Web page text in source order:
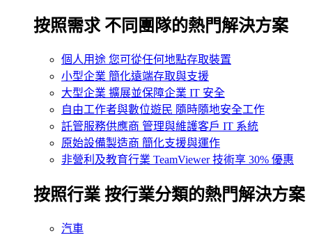
按照需求 不同團隊的熱門解決方案
個人用途 您可從任何地點存取裝置
小型企業 簡化遠端存取與支援
大型企業 擴展並保障企業 IT 安全
自由工作者與數位遊民 隨時隨地安全工作
託管服務供應商 管理與維護客戶 IT 系統
原始設備製造商 簡化支援與運作
非營利及教育行業 TeamViewer 技術享 30% 優惠
按照行業 按行業分類的熱門解決方案
汽車